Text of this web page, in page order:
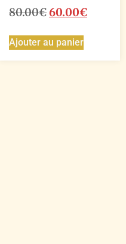
80.00€ 60.00€
Ajouter au panier